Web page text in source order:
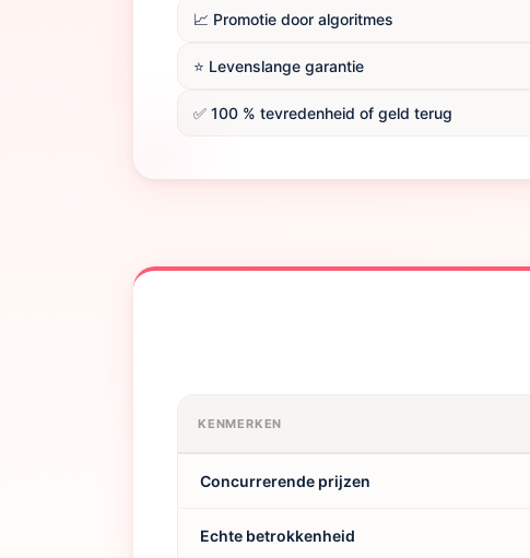
📈 Promotie door algoritmes
⭐️ Levenslange garantie
✅ 100 % tevredenheid of geld terug
KENMERKEN
Concurrerende prijzen
Echte betrokkenheid